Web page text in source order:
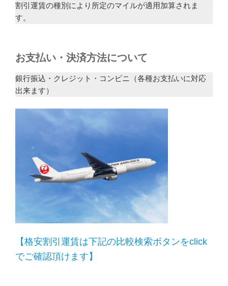
割引運賃の種別により所定のマイルが適用加算されま
す。
お支払い・決済方法について
銀行振込・クレジット・コンビニ（各種お支払いに対応
出来ます）
【格安割引運賃は下記の比較検索ボタンをclick
でご確認頂けます】